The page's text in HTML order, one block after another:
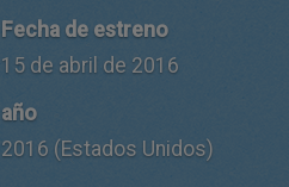
Fecha de estreno
15 de abril de 2016
año
2016 (Estados Unidos)